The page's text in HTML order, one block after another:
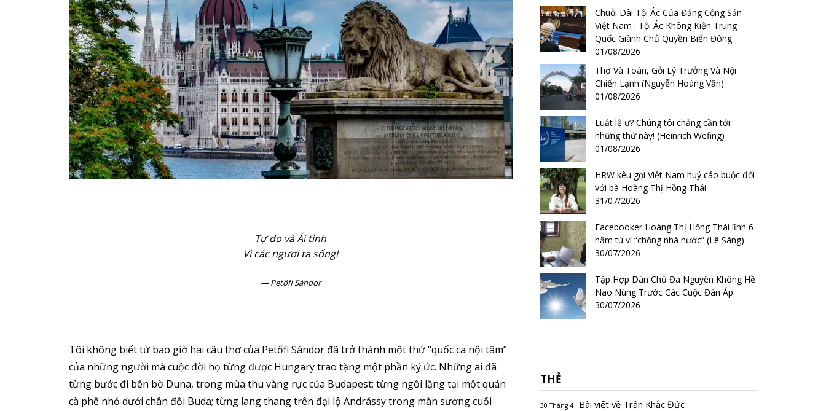
Tự do và Ái tình
Vì các ngươi ta sống!
Petőfi Sándor
Tôi không biết từ bao giờ hai câu thơ của Petőfi Sándor đã trở thành một thứ “quốc ca nội tâm”
của những người mà cuộc đời họ từng được Hungary trao tặng một phần ký ức. Những ai đã
từng bước đi bên bờ Duna, trong mùa thu vàng rực của Budapest; từng ngồi lặng tại một quán
cà phê nhỏ dưới chân đồi Buda; từng lang thang trên đại lộ Andrássy trong màn sương cuối
Chuỗi Dài Tội Ác Của Đảng Cộng Sản
Việt Nam : Tội Ác Không Kiện Trung
Quốc Giành Chủ Quyền Biển Đông
01/08/2026
Thơ Và Toán, Gỏi Lý Trưởng Và Nội
Chiến Lạnh (Nguyễn Hoàng Văn)
01/08/2026
Luật lệ ư? Chúng tôi chẳng cần tới
những thứ này! (Heinrich Wefing)
01/08/2026
HRW kêu gọi Việt Nam huỷ cáo buộc đối
với bà Hoàng Thị Hồng Thái
31/07/2026
Facebooker Hoàng Thị Hồng Thái lĩnh 6
năm tù vì “chống nhà nước” (Lê Sáng)
30/07/2026
Tập Hợp Dân Chủ Đa Nguyên Không Hề
Nao Núng Trước Các Cuộc Đàn Áp
30/07/2026
THẺ
30 Tháng 4 Bài viết về Trần Khắc Đức